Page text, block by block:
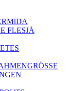
FLESJÅ